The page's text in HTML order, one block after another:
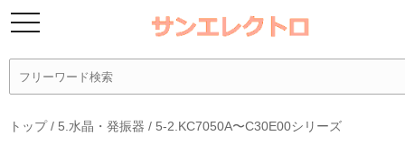
トップ/ 5.水晶・発振器 / 5-2.KC7050A〜C30E00シリーズ